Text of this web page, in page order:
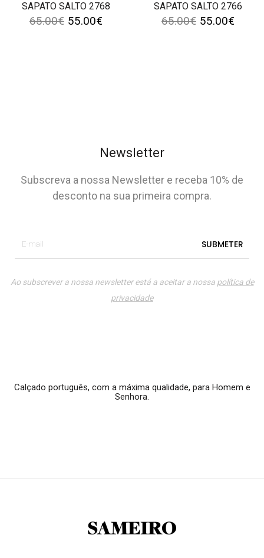
SAPATO SALTO 2768
65.00€ 55.00€
SAPATO SALTO 2766
65.00€ 55.00€
Newsletter
Subscreva a nossa Newsletter e receba 10% de
desconto na sua primeira compra.
Ao subscrever a nossa newsletter está a aceitar a nossa política de
privacidade
Calçado português, com a máxima qualidade, para Homem e
Senhora.